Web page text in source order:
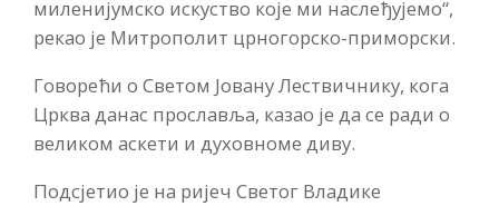
миленијумско искуство које ми наслеђујемо“,
рекао је Митрополит црногорско-приморски.
Говорећи о Светом Јовану Лествичнику, кога
Црква данас прославља, казао је да се ради о
великом аскети и духовноме диву.
Подсјетио је на ријеч Светог Владике